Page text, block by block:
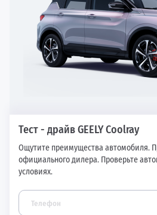
Тест - драйв GEELY Coolray
Ощутите преимущества автомобиля.
официального дилера. Проверьте
условиях.